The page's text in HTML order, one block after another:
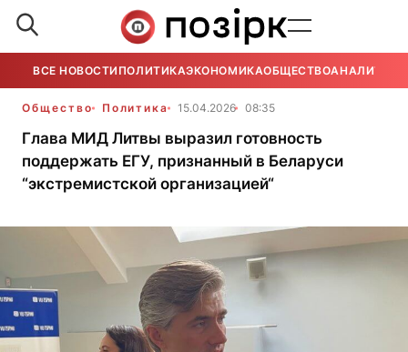
ВСЕ НОВОСТИ ПОЛИТИКАЭКОНОМИКАОБЩЕСТВОАНАЛИТИКА
Общество Политика 15.04.2026 08:35
Глава МИД Литвы выразил готовность
поддержать ЕГУ, признанный в Беларуси
“экстремистской организацией“